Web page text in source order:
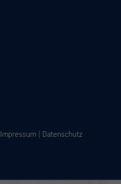
Impressum Datenschutz